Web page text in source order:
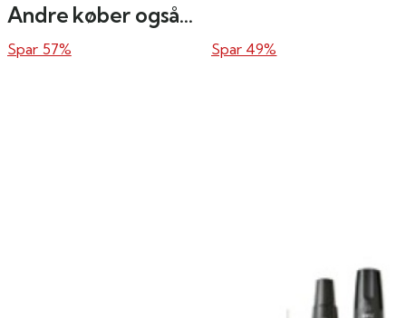
Andre køber også...
Spar 57% Spar 49%